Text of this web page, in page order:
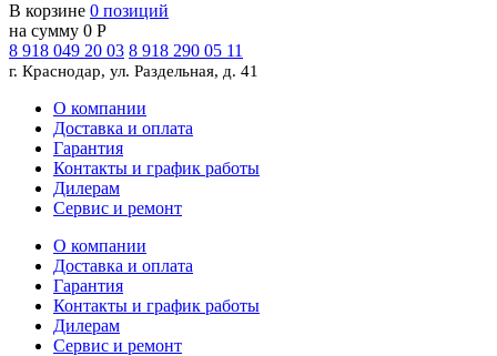
В корзине 0 позиций
на сумму 0 Р
8 918 049 20 03 8 918 290 05 11
г. Краснодар, ул. Раздельная, д. 41
О компании
Доставка и оплата
Гарантия
Контакты и график работы
Дилерам
Сервис и ремонт
О компании
Доставка и оплата
Гарантия
Контакты и график работы
Дилерам
Сервис и ремонт